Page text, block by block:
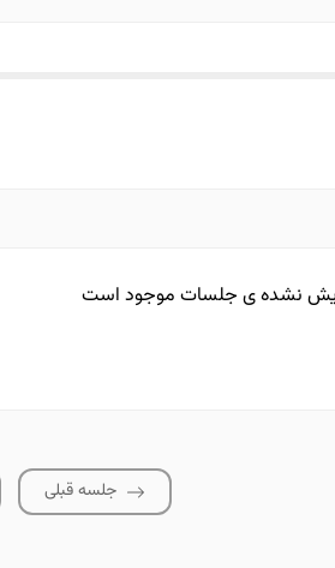
نشده ی جلسات موجود است
جلسه قبلی